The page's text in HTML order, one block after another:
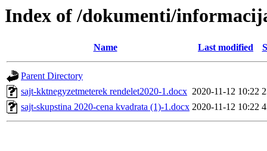
Index of /dokumenti/
Name Last modified
Parent Directory
sajt-kktnegyzetmeterek rendelet2020-1.docx 2020-11-12 10:22
sajt-skupstina 2020-cena kvadrata (1)-1.docx 2020-11-12 10:22